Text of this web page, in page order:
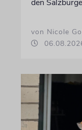
den
von Nicole